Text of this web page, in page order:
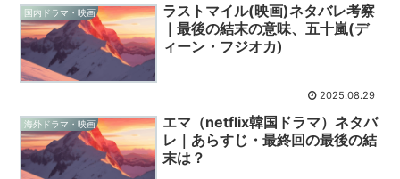
国内ドラマ・映画
ラストマイル(映画)ネタバレ考察
｜最後の結末の意味、五十嵐(デ
ィーン・フジオカ)
2025.08.29
海外ドラマ・映画
エマ（netflix韓国ドラマ）ネタバ
レ｜あらすじ・最終回の最後の結
末は？